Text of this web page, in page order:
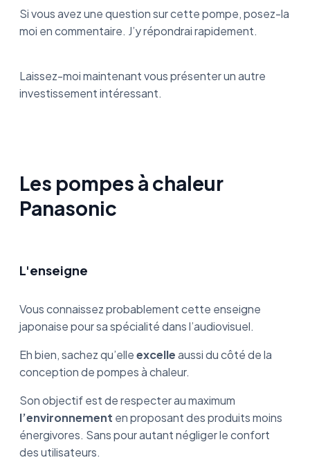
Si vous avez une question sur cette pompe, posez-la
moi en commentaire. J’y répondrai rapidement.
Laissez-moi maintenant vous présenter un autre
investissement intéressant.
Les pompes à chaleur
Panasonic
L'enseigne
Vous connaissez probablement cette enseigne
japonaise pour sa spécialité dans l’audiovisuel.
Eh bien, sachez qu’elleexcelleaussi du côté de la
conception de pompes à chaleur.
Son objectif est de respecter au maximum
l’environnement en proposant des produits moins
énergivores. Sans pour autant négliger le confort
des utilisateurs.